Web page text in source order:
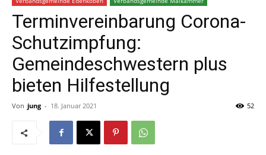
Terminvereinbarung Corona-
Schutzimpfung:
Gemeindeschwestern plus
bieten Hilfestellung
Von jung - 18. Januar 2021 52